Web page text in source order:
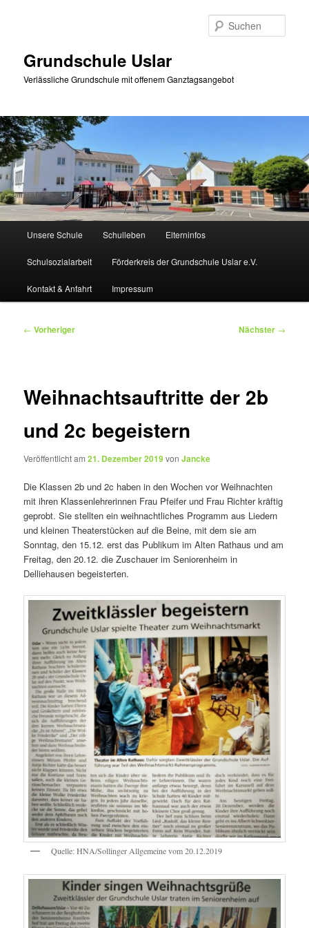
Grundschule Uslar
Verlässliche Grundschule mit offenem Ganztagsangebot
Unsere Schule Schulleben Elterninfos
Schulsozialarbeit Förderkreis der Grundschule Uslar e.V.
Kontakt & Anfahrt Impressum
Beitragsnavigation
← Vorheriger Nächster →
Weihnachtsauftritte der 2b
und 2c begeistern
Veröffentlicht am21. Dezember 2019vonJancke
Die Klassen 2b und 2c haben in den Wochen vor Weihnachten
mit ihren Klassenlehrerinnen Frau Pfeifer und Frau Richter kräftig
geprobt. Sie stellten ein weihnachtliches Programm aus Liedern
und kleinen Theaterstücken auf die Beine, mit dem sie am
Sonntag, den 15.12. erst das Publikum im Alten Rathaus und am
Freitag, den 20.12. die Zuschauer im Seniorenheim in
Delliehausen begeisterten.
Quelle: HNA/Sollinger Allgemeine vom 20.12.2019